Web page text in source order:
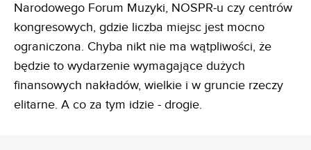
Narodowego Forum Muzyki, NOSPR-u czy centrów
kongresowych, gdzie liczba miejsc jest mocno
ograniczona. Chyba nikt nie ma wątpliwości, że
będzie to wydarzenie wymagające dużych
finansowych nakładów, wielkie i w gruncie rzeczy
elitarne. A co za tym idzie - drogie.